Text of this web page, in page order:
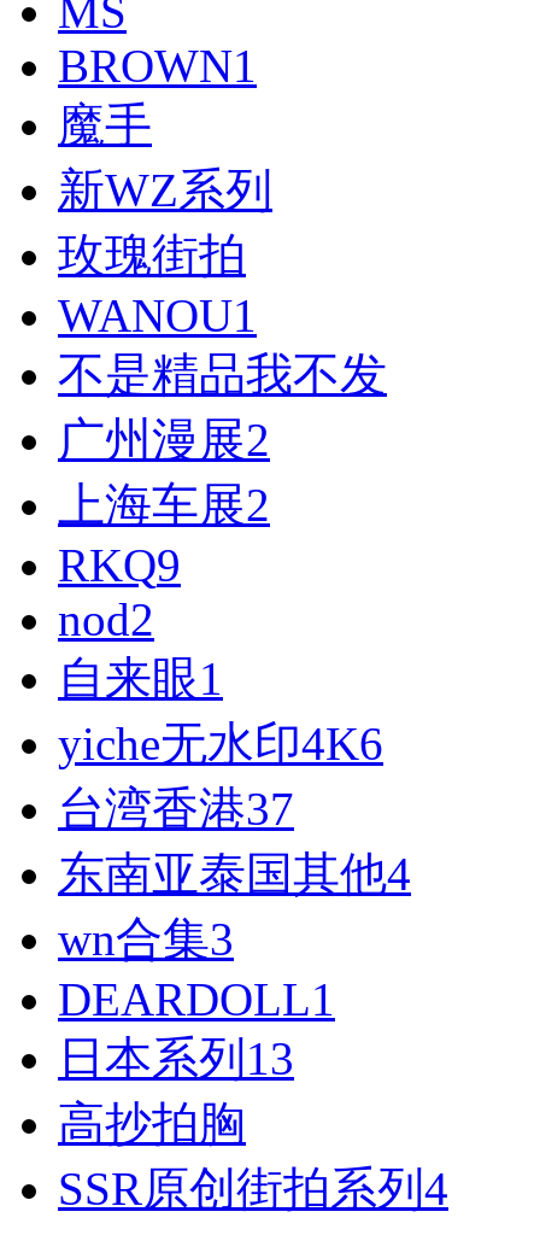
MS
BROWN1
魔手
新WZ系列
玫瑰街拍
WANOU1
不是精品我不发
广州漫展2
上海车展2
RKQ9
nod2
自来眼1
yiche无水印4K6
台湾香港37
东南亚泰国其他4
wn合集3
DEARDOLL1
日本系列 13
高抄拍胸
SSR原创街拍系列 4